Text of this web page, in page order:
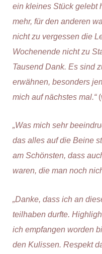
ein kleines Stück gelebt
mehr, für den anderen
nicht zu vergessen die
Wochenende nicht zu
Tausend Dank. Es sind
erwähnen, besonders
mich auf nächstes mal.“
„Was mich sehr
das alles auf die Beine
am Schönsten, dass
waren, die man noch
„Danke, dass ich an
teilhaben durfte.
ich empfangen worden
den Kulissen. Respekt